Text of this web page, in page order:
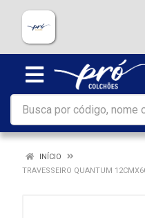
INÍCIO
TRAVESSEIRO QUANTUM